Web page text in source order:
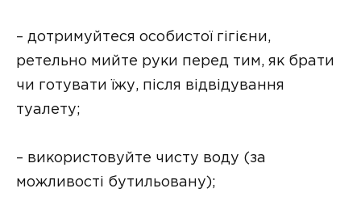
– дотримуйтеся особистої гігієни,
ретельно мийте руки перед тим, як брати
чи готувати їжу, після відвідування
туалету;
– використовуйте чисту воду (за
можливості бутильовану);